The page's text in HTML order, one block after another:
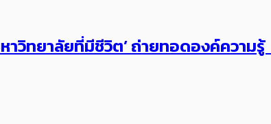
วิทยาลัยที่มีชีวิต’ ถ่ายทอดองค์ความ